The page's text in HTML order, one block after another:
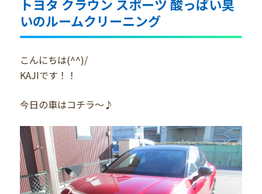
トヨタ クラウン スポーツ 酸っぱい臭
いのルームクリーニング
こんにちは(^^)/
KAJIです！！
今日の車はコチラ～♪